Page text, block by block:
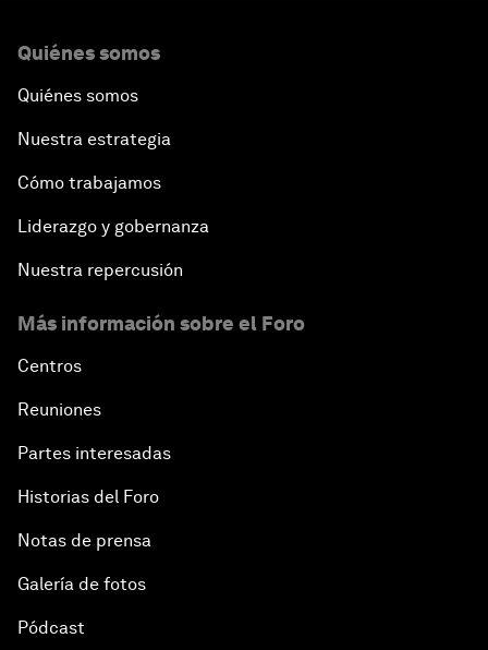
Quiénes somos
Quiénes somos
Nuestra estrategia
Cómo trabajamos
Liderazgo y gobernanza
Nuestra repercusión
Más información sobre el Foro
Centros
Reuniones
Partes interesadas
Historias del Foro
Notas de prensa
Galería de fotos
Pódcast